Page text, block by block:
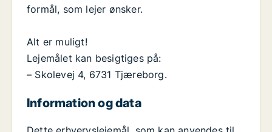
formål, som lejer ønsker.
Alt er muligt!
Lejemålet kan besigtiges på:
– Skolevej 4, 6731 Tjæreborg.
Information og data